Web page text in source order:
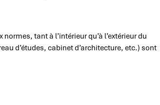
tant à l’intérieur qu’à l’extérieur du
d’études, cabinet d’architecture, etc.) sont